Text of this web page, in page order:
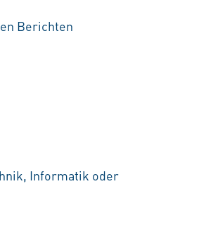
Berichten
Informatik oder